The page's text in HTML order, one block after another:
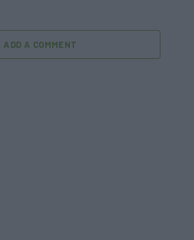
ADD A COMMENT